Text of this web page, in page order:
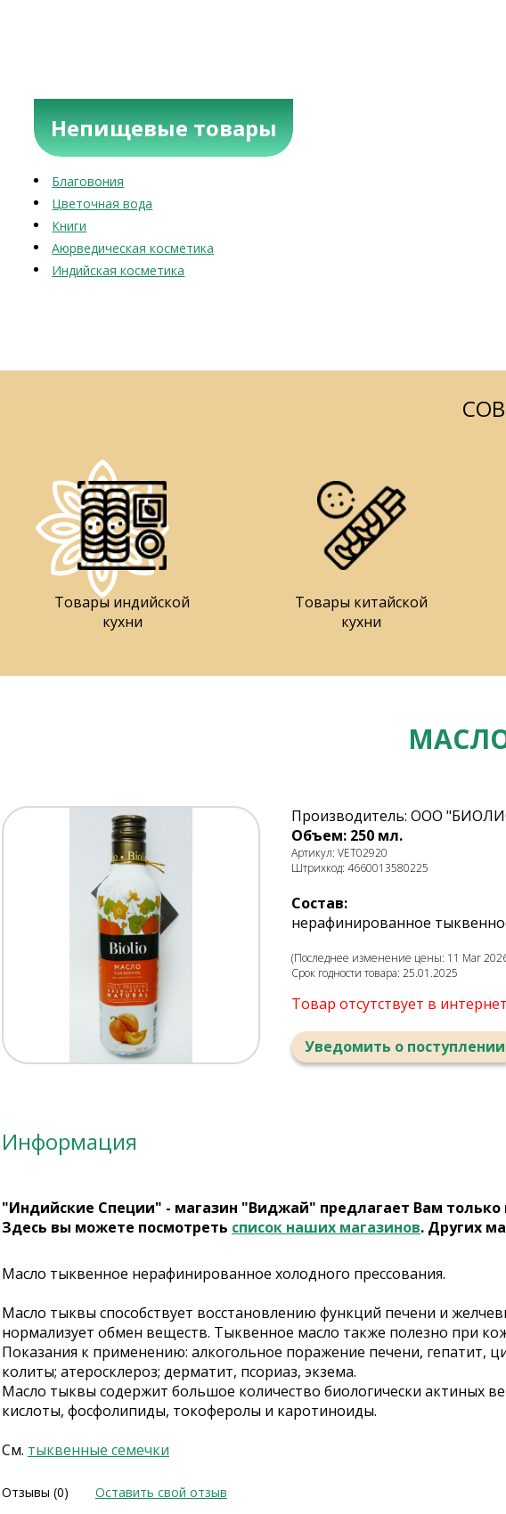
Непищевые товары
Благовония
Цветочная вода
Книги
Аюрведическая косметика
Индийская косметика
Товары индийской
кухни
Товары китайской
кухни
Производитель: ООО
Объем: 250 мл.
Артикул: VET02920
Штрихкод: 4660013580225
Состав:
нерафинированное
(Последнее изменение цены: 11 Mar
Срок годности товара: 25.01.2025
Товар отсутствует в
Уведомить о поступлении
Информация
"Индийские Специи" - магазин "Виджай" предлагает Вам
Здесь вы можете посмотреть список наших магазинов. Других
Масло тыквенное нерафинированное холодного прессования.
Масло тыквы способствует восстановлению функций печени и
нормализует обмен веществ. Тыквенное масло также полезно при
Показания к применению: алкогольное поражение печени, гепатит,
колиты; атеросклероз; дерматит, псориаз, экзема.
Масло тыквы содержит большое количество биологически
кислоты, фосфолипиды, токоферолы и каротиноиды.
См. тыквенные семечки
Отзывы (0) Оставить свой отзыв